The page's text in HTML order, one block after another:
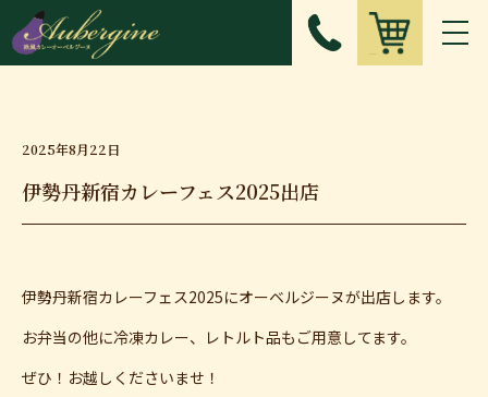
2025年8月22日
伊勢丹新宿カレーフェス2025出店
伊勢丹新宿カレーフェス2025にオーベルジーヌが出店します。
お弁当の他に冷凍カレー、レトルト品もご用意してます。
ぜひ！お越しくださいませ！